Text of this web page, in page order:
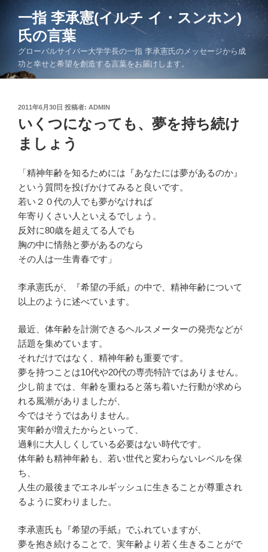
へ
一指 李承憲(イルチ イ・スンホン)
氏の言葉
グローバルサイバー大学学長の一指 李承憲氏のメッセージから成
功と幸せと希望を創造する言葉をお届けします。
投
稿
日:
2011年6月30日 投稿者: ADMIN
いくつになっても、夢を持ち続け
ましょう
「精神年齢を知るためには『あなたには夢があるのか』
という質問を投げかけてみると良いです。
若い２０代の人でも夢がなければ
年寄りくさい人といえるでしょう。
反対に80歳を超えてる人でも
胸の中に情熱と夢があるのなら
その人は一生青春です」
李承憲氏が、『希望の手紙』の中で、精神年齢について
以上のように述べています。
最近、体年齢を計測できるヘルスメーターの発売などが
話題を集めています。
それだけではなく、精神年齢も重要です。
夢を持つことは10代や20代の専売特許ではありません。
少し前までは、年齢を重ねると落ち着いた行動が求めら
れる風潮がありましたが、
今ではそうではありません。
実年齢が増えたからといって、
過剰に大人しくしている必要はない時代です。
体年齢も精神年齢も、若い世代と変わらないレベルを保
ち、
人生の最後までエネルギッシュに生きることが尊重され
るように変わりました。
李承憲氏も『希望の手紙』でふれていますが、
夢を抱き続けることで、実年齢より若く生きることがで